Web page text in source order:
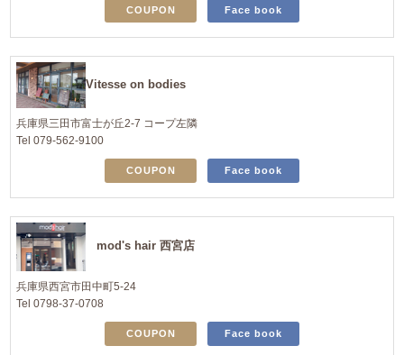
COUPON Face book
Vitesse on bodies
兵庫県三田市富士が丘2-7 コープ左隣
Tel 079-562-9100
COUPON Face book
mod's hair 西宮店
兵庫県西宮市田中町5-24
Tel 0798-37-0708
COUPON Face book